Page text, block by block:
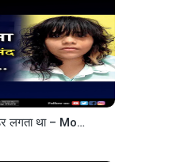
घर का माहौल ख़राब था, डर लगता था – Monisha Ajgaonkar